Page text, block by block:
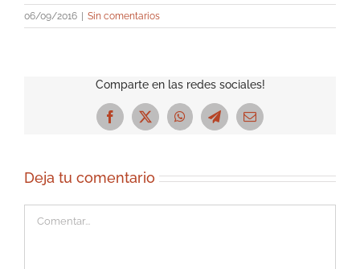
06/09/2016 Sin comentarios
Comparte en las redes sociales!
Facebook
X WhatsAppTelegramCorreo
Deja tu comentario